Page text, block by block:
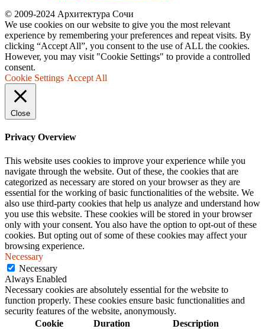
© 2009-2024 Архитектура Сочи
We use cookies on our website to give you the most relevant
experience by remembering your preferences and repeat visits. By
clicking “Accept All”, you consent to the use of ALL the cookies.
However, you may visit "Cookie Settings" to provide a controlled
consent.
Cookie Settings Accept All
Close
Privacy Overview
This website uses cookies to improve your experience while you
navigate through the website. Out of these, the cookies that are
categorized as necessary are stored on your browser as they are
essential for the working of basic functionalities of the website. We
also use third-party cookies that help us analyze and understand how
you use this website. These cookies will be stored in your browser
only with your consent. You also have the option to opt-out of these
cookies. But opting out of some of these cookies may affect your
browsing experience.
Necessary
Necessary
Always Enabled
Necessary cookies are absolutely essential for the website to
function properly. These cookies ensure basic functionalities and
security features of the website, anonymously.
Cookie
Duration Description